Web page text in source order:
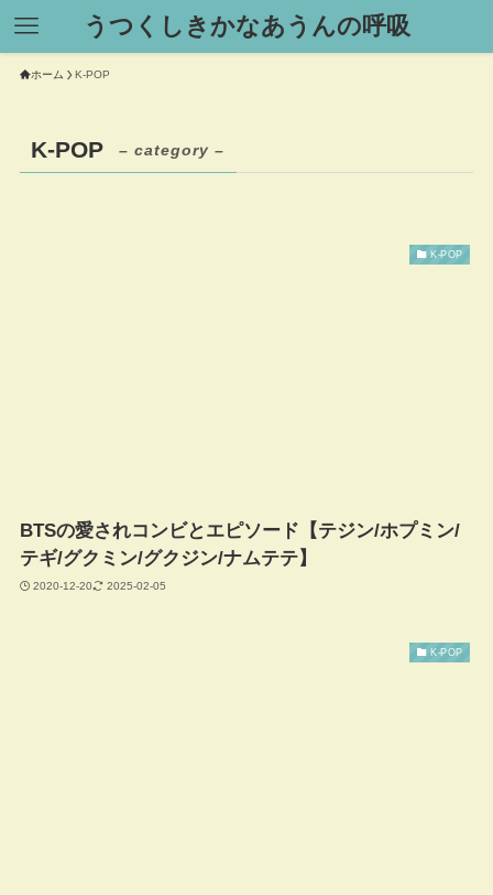
うつくしきかなあうんの呼吸
ホーム K-POP
K-POP – category –
K-POP
BTSの愛されコンビとエピソード【テジン/ホプミン/
テギ/グクミン/グクジン/ナムテテ】
2020-12-20 2025-02-05
K-POP